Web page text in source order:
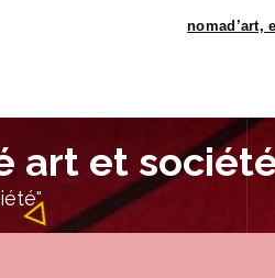
nomad’art,
art et